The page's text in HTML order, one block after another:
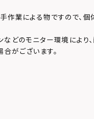
作業による物ですので、個
どのモニター環境により
がございます。